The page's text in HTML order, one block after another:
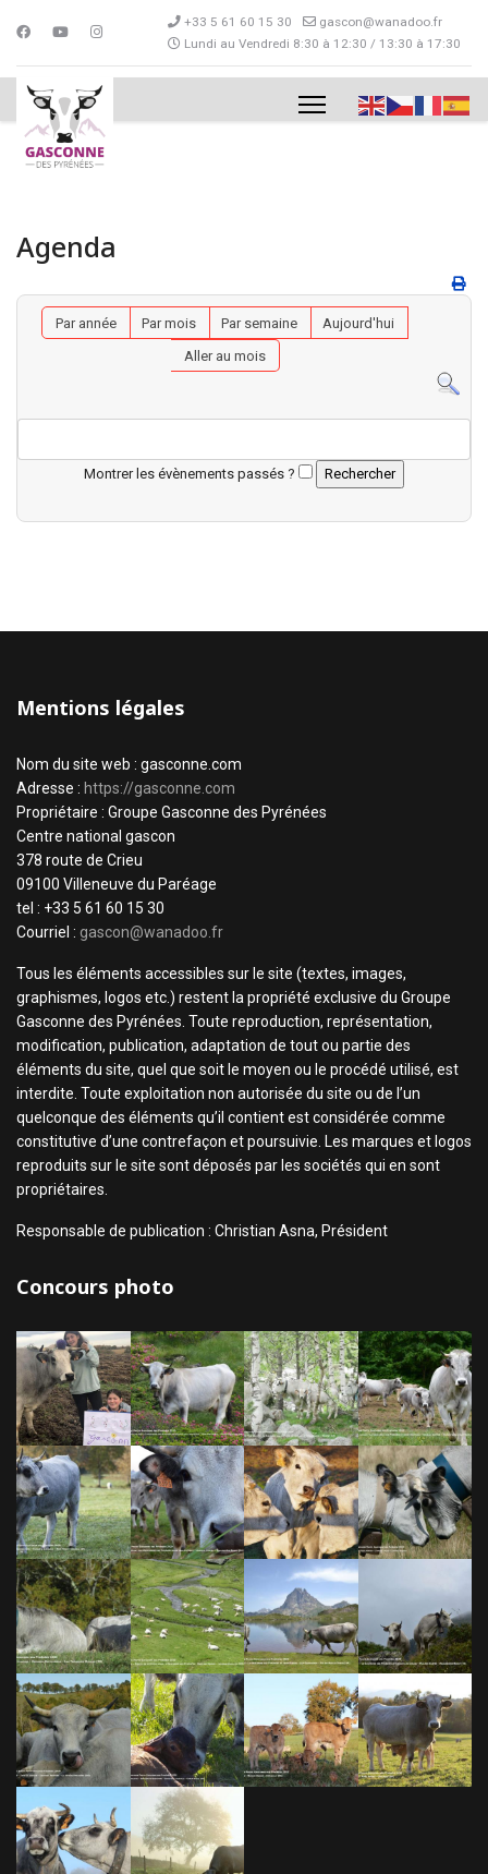
+33 5 61 60 15 30
gascon@wanadoo.fr
Lundi au Vendredi 8:30 à 12:30 / 13:30 à 17:30
Agenda
Par année Par mois Par semaine
Aujourd'hui
Aller au mois
Montrer les évènements passés ?
Mentions légales
Nom du site web : gasconne.com
Adresse : https://gasconne.com
Propriétaire : Groupe Gasconne des Pyrénées
Centre national gascon
378 route de Crieu
09100 Villeneuve du Paréage
tel : +33 5 61 60 15 30
Courriel : gascon@wanadoo.fr
Tous les éléments accessibles sur le site (textes, images,
graphismes, logos etc.) restent la propriété exclusive du Groupe
Gasconne des Pyrénées. Toute reproduction, représentation,
modification, publication, adaptation de tout ou partie des
éléments du site, quel que soit le moyen ou le procédé utilisé, est
interdite. Toute exploitation non autorisée du site ou de l’un
quelconque des éléments qu’il contient est considérée comme
constitutive d’une contrefaçon et poursuivie. Les marques et logos
reproduits sur le site sont déposés par les sociétés qui en sont
propriétaires.
Responsable de publication : Christian Asna, Président
Concours photo